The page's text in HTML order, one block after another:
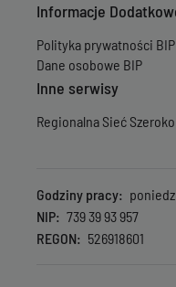
Informacje
Polityka prywatności BIP
Dane osobowe BIP
Inne serwisy
Regionalna Sieć
Godziny pracy
NIP
739 39 93 957
REGON
526918601